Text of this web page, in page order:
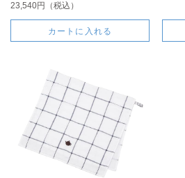
23,540円（税込）
カートに入れる